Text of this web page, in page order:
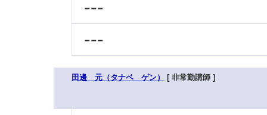
---
---
田邊 元（タナベ ゲン） [ 非常勤講師 ]